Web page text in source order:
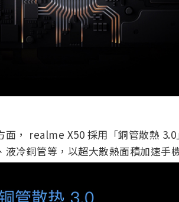
面， realme X50 採用「銅管散熱
液冷銅管等，以超大散熱面積加速手